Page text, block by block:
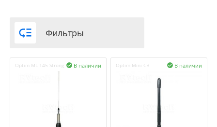
 Фильтры
Optim ML 145 Strong В наличии
 Optim Mini CB В наличии
